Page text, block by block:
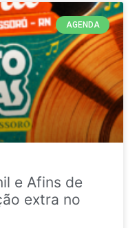
AGENDA
e Afins de
extra no